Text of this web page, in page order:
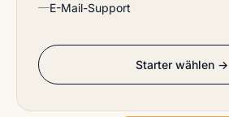
E-Mail-Support
Starter wählen →